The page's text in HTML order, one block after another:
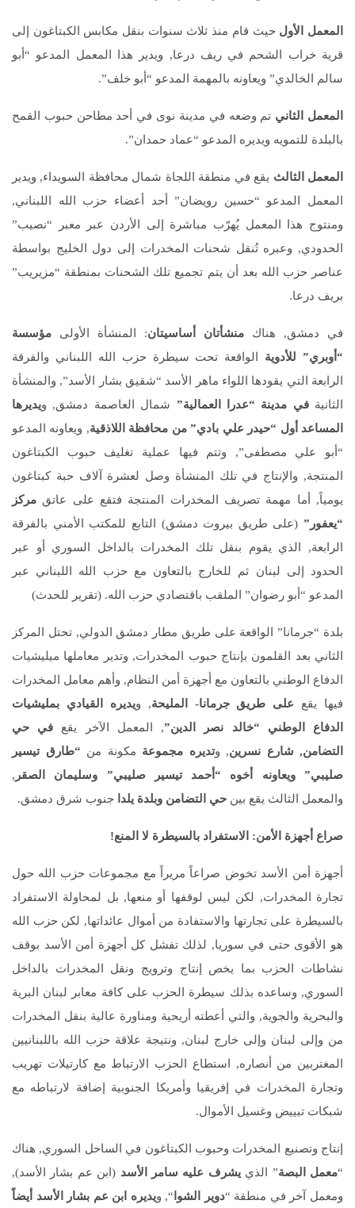
المعمل الأول حيث قام منذ ثلاث سنوات بنقل مكابس الكبتاغون إلى
قرية خراب الشحم في ريف درعا, ويدير هذا المعمل المدعو “أبو
سالم الخالدي” ويعاونه بالمهمة المدعو “أبو خلف”.
المعمل الثاني تم وضعه في مدينة نوى في أحد مطاحن حبوب القمح
بالبلدة للتمويه ويديره المدعو “عماد حمدان”.
المعمل الثالث يقع في منطقة اللجاة شمال محافظة السويداء, ويدير
المعمل المدعو “حسين رويضان” أحد أعضاء حزب الله اللبناني,
ومنتوج هذا المعمل يُهرّب مباشرة إلى الأردن عبر معبر “نصيب”
الحدودي, وعبره تُنقل شحنات المخدرات إلى دول الخليج بواسطة
عناصر حزب الله بعد أن يتم تجميع تلك الشحنات بمنطقة “مزيريب”
بريف درعا.
في دمشق, هناك منشأتان أساسيتان: المنشأة الأولى مؤسسة
“أوبري” للأدوية الواقعة تحت سيطرة حزب الله اللبناني والفرقة
الرابعة التي يقودها اللواء ماهر الأسد “شقيق بشار الأسد”, والمنشأة
الثانيةفي مدينة “عدرا العمالية” شمال العاصمة دمشق, ويديرها
المساعد أول “حيدر علي بادي” من محافظة اللاذقية, ويعاونه المدعو
“أبو علي مصطفى”, وتتم فيها عملية تغليف حبوب الكبتاغون
المنتجة, والإنتاج في تلك المنشأة وصل لعشرة آلاف حبة كبتاغون
يومياً, أما مهمة تصريف المخدرات المنتجة فتقع على عاتق مركز
“يعفور” (على طريق بيروت دمشق) التابع للمكتب الأمني بالفرقة
الرابعة, الذي يقوم بنقل تلك المخدرات بالداخل السوري أو عبر
الحدود إلى لبنان ثم للخارج بالتعاون مع حزب الله اللبناني عبر
المدعو “أبو رضوان” الملقب باقتصادي حزب الله. (تقرير للحدث)
بلدة “جرمانا” الواقعة على طريق مطار دمشق الدولي, تحتل المركز
الثاني بعد القلمون بإنتاج حبوب المخدرات, وتدير معاملها ميليشيات
الدفاع الوطني بالتعاون مع أجهزة أمن النظام, وأهم معامل المخدرات
فيها يقع على طريق جرمانا- المليحة, ويديره القيادي بمليشيات
الدفاع الوطني “خالد نصر الدين”, المعمل الآخر يقع في حي
التضامن, شارع نسرين, وتديره مجموعة مكونة من “طارق تيسير
صليبي” ويعاونه أخوه “أحمد تيسير صليبي” وسليمان الصقر ,
والمعمل الثالث يقع بين حي التضامن وبلدة يلدا جنوب شرق دمشق.
صراع أجهزة الأمن: الاستفراد بالسيطرة لا المنع!
أجهزة أمن الأسد تخوض صراعاً مريراً مع مجموعات حزب الله حول
تجارة المخدرات, لكن ليس لوقفها أو منعها, بل لمحاولة الاستفراد
بالسيطرة على تجارتها والاستفادة من أموال عائداتها, لكن حزب الله
هو الأقوى حتى في سوريا, لذلك تفشل كل أجهزة أمن الأسد بوقف
نشاطات الحزب بما يخص إنتاج وترويج ونقل المخدرات بالداخل
السوري, وساعده بذلك سيطرة الحزب على كافة معابر لبنان البرية
والبحرية والجوية, والتي أعطته أريحية ومناورة عالية بنقل المخدرات
من وإلى لبنان وإلى خارج لبنان, ونتيجة علاقة حزب الله باللبنانيين
المغتربين من أنصاره, استطاع الحزب الارتباط مع كارتيلات تهريب
وتجارة المخدرات في إفريقيا وأمريكا الجنوبية إضافة لارتباطه مع
شبكات تبييض وغسيل الأموال.
إنتاج وتصنيع المخدرات وحبوب الكبتاغون في الساحل السوري, هناك
“معمل البصة” الذييشرف عليه سامر الأسد (ابن عم بشار الأسد),
ومعمل آخر في منطقة “دوير الشوا “, ويديره ابن عم بشار الأسد أيضاً